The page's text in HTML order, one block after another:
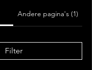
Andere pagina's (1)
Filter